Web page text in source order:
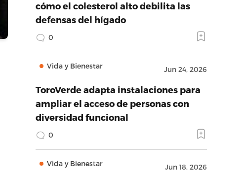
cómo el colesterol alto debilita las
defensas del hígado
0
Vida y Bienestar Jun 24, 2026
ToroVerde adapta instalaciones para
ampliar el acceso de personas con
diversidad funcional
0
Vida y Bienestar Jun 18, 2026